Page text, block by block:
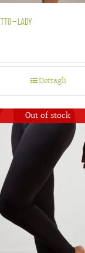
– Lady
Dettagli
Out of stock